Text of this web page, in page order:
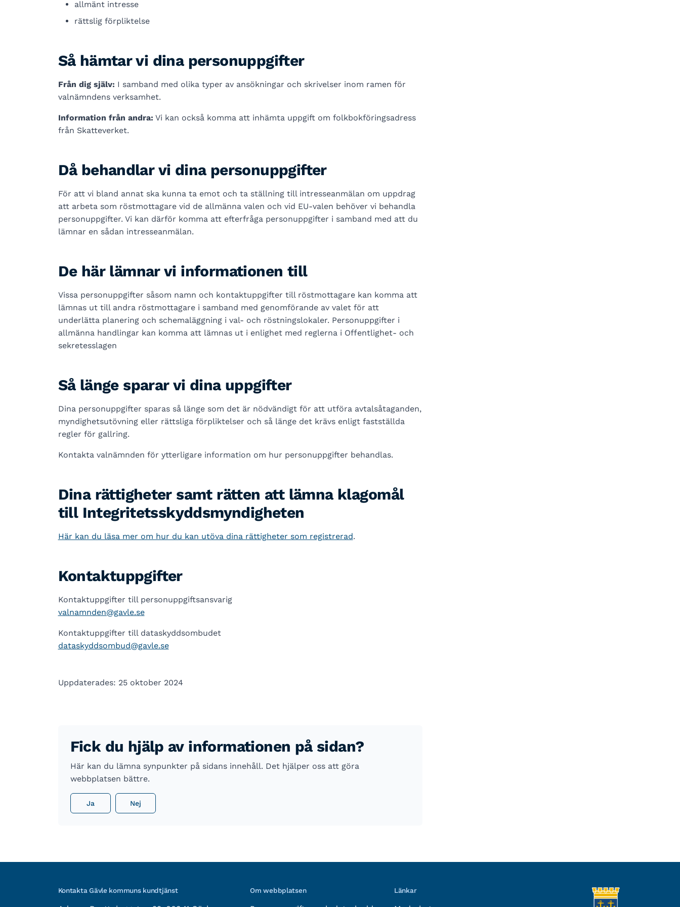
allmänt intresse
rättslig förpliktelse
Så hämtar vi dina personuppgifter
Från dig själv: I samband med olika typer av ansökningar och skrivelser inom ramen för
valnämndens verksamhet.
Information från andra: Vi kan också komma att inhämta uppgift om folkbokföringsadress
från Skatteverket.
Då behandlar vi dina personuppgifter
För att vi bland annat ska kunna ta emot och ta ställning till intresseanmälan om uppdrag
att arbeta som röstmottagare vid de allmänna valen och vid EU-valen behöver vi behandla
personuppgifter. Vi kan därför komma att efterfråga personuppgifter i samband med att du
lämnar en sådan intresseanmälan.
De här lämnar vi informationen till
Vissa personuppgifter såsom namn och kontaktuppgifter till röstmottagare kan komma att
lämnas ut till andra röstmottagare i samband med genomförande av valet för att
underlätta planering och schemaläggning i val- och röstningslokaler. Personuppgifter i
allmänna handlingar kan komma att lämnas ut i enlighet med reglerna i Offentlighet- och
sekretesslagen
Så länge sparar vi dina uppgifter
Dina personuppgifter sparas så länge som det är nödvändigt för att utföra avtalsåtaganden,
myndighetsutövning eller rättsliga förpliktelser och så länge det krävs enligt fastställda
regler för gallring.
Kontakta valnämnden för ytterligare information om hur personuppgifter behandlas.
Dina rättigheter samt rätten att lämna klagomål
till Integritetsskyddsmyndigheten
Här kan du läsa mer om hur du kan utöva dina rättigheter som registrerad.
Kontaktuppgifter
Kontaktuppgifter till personuppgiftsansvarig
valnamnden@gavle.se
Kontaktuppgifter till dataskyddsombudet
dataskyddsombud@gavle.se
Uppdaterades: 25 oktober 2024
Fick du hjälp av informationen på sidan?
Här kan du lämna synpunkter på sidans innehåll. Det hjälper oss att göra
webbplatsen bättre.
Ja Nej
Kontakta Gävle kommuns kundtjänst Om webbplatsen Länkar